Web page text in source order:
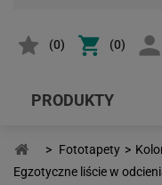
(0) (0)
PRODUKTY
> Fototapety >
Egzotyczne liście w